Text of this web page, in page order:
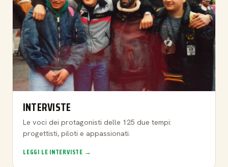
INTERVISTE
Le voci dei protagonisti delle 125 due tempi:
progettisti, piloti e appassionati.
LEGGI LE INTERVISTE →